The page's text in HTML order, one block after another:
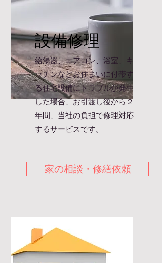
設備修理
給湯器、エアコン、浴室、キ
ッチンなどお住まいに付帯す
る住宅設備にトラブルが発生
した場合、お引渡し後から２
年間、当社の負担で修理対応
するサービスです。
家の相談・修繕依頼